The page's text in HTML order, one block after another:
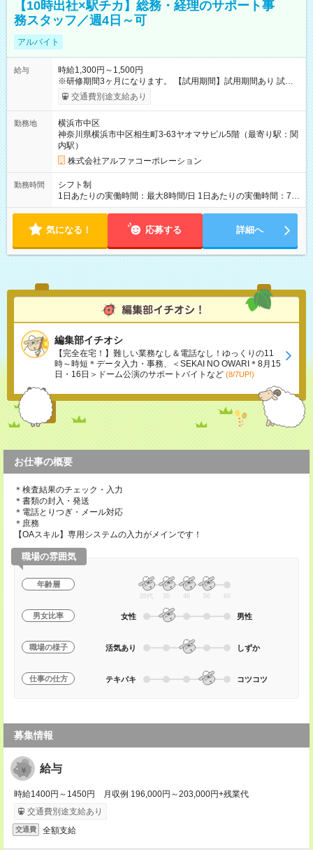
【10時出社×駅チカ】総務・経理のサポート事
務スタッフ／週4日～可
アルバイト
給与
時給1,300円～1,500円
※研修期間3ヶ月になります。 【試用期間】試用期間あり 試用
期間の長さ：3ヶ月 雇用形態、給与は本採用時と同じです。
交通費別途支給あり
勤務地
横浜市中区
神奈川県横浜市中区相生町3-63ヤオマサビル5階（最寄り駅：関
内駅）
株式会社アルファコーポレーション
勤務時間
シフト制
1日あたりの実働時間：最大8時間/日 1日あたりの実働時間：7～
8時間 シフト例 ・10時00分～19時00分 ・10時00分～18時00分
気になる！ 応募する 詳細へ
編集部イチオシ
【完全在宅！】難しい業務なし＆電話なし！ゆっくりの11
時～時短＊データ入力・事務、＜SEKAI NO OWARI＊8月15
日・16日＞ドーム公演のサポートバイトなど (8/7UP!)
お仕事の概要
＊検査結果のチェック・入力
＊書類の封入・発送
＊電話とりつぎ・メール対応
＊庶務
【OAスキル】専用システムの入力がメインです！
職場の雰囲気
年齢層
20代 30 40 50 60
男女比率 女性 男性
職場の様子 活気あり しずか
仕事の仕方 テキパキ コツコツ
募集情報
給与
時給1400円～1450円 月収例 196,000円～203,000円+残業代
交通費別途支給あり
交通費 全額支給